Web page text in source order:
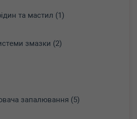
та мастил (1)
змазки (2)
запалювання (5)